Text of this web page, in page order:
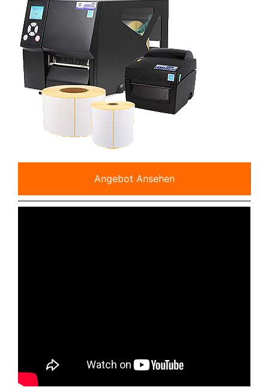
Angebot Ansehen